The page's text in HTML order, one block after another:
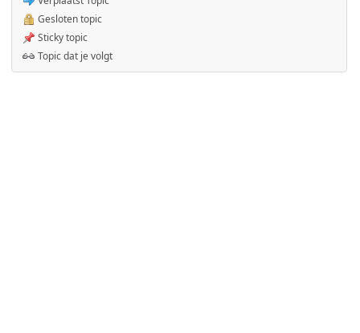
Gesloten topic
Sticky topic
Topic dat je volgt